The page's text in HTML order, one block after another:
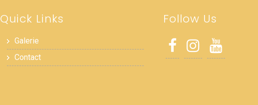
Quick Links
Galerie
Contact
Follow Us